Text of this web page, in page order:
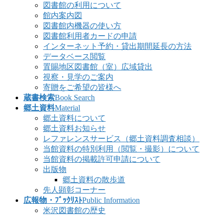
図書館の利用について
館内案内図
図書館内機器の使い方
図書館利用者カードの申請
インターネット予約・貸出期間延長の方法
データベース閲覧
置賜地区図書館（室）広域貸出
視察・見学のご案内
寄贈をご希望の皆様へ
蔵書検索Book Search
郷土資料Material
郷土資料について
郷土資料お知らせ
レファレンスサービス（郷土資料調査相談）
当館資料の特別利用（閲覧・撮影）について
当館資料の掲載許可申請について
出版物
郷土資料の散歩道
先人顕彰コーナー
広報物・ﾌﾞｯｸﾘｽﾄPublic Information
米沢図書館の歴史